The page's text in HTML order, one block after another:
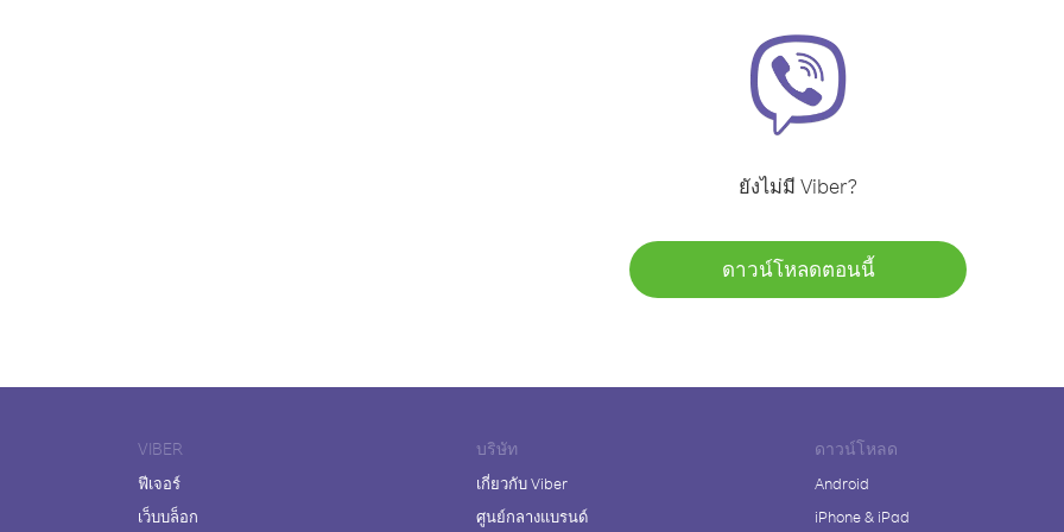
ยังไม่มี Viber?
ดาวน์โหลดตอนนี้
VIBER
ฟีเจอร์
เว็บบล็อก
บริษัท
เกี่ยวกับ Viber
ศูนย์กลางแบรนด์
ดาวน์โหลด
Android
iPhone & iPad